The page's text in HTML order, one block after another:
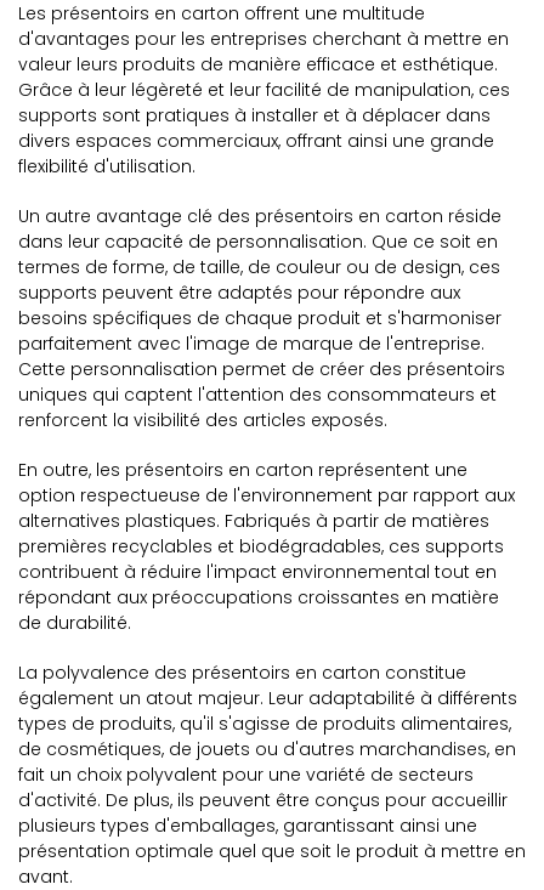
Les présentoirs en carton offrent une multitude
d'avantages pour les entreprises cherchant à mettre en
valeur leurs produits de manière efficace et esthétique.
Grâce à leur légèreté et leur facilité de manipulation, ces
supports sont pratiques à installer et à déplacer dans
divers espaces commerciaux, offrant ainsi une grande
flexibilité d'utilisation.
Un autre avantage clé des présentoirs en carton réside
dans leur capacité de personnalisation. Que ce soit en
termes de forme, de taille, de couleur ou de design, ces
supports peuvent être adaptés pour répondre aux
besoins spécifiques de chaque produit et s'harmoniser
parfaitement avec l'image de marque de l'entreprise.
Cette personnalisation permet de créer des présentoirs
uniques qui captent l'attention des consommateurs et
renforcent la visibilité des articles exposés.
En outre, les présentoirs en carton représentent une
option respectueuse de l'environnement par rapport aux
alternatives plastiques. Fabriqués à partir de matières
premières recyclables et biodégradables, ces supports
contribuent à réduire l'impact environnemental tout en
répondant aux préoccupations croissantes en matière
de durabilité.
La polyvalence des présentoirs en carton constitue
également un atout majeur. Leur adaptabilité à différents
types de produits, qu'il s'agisse de produits alimentaires,
de cosmétiques, de jouets ou d'autres marchandises, en
fait un choix polyvalent pour une variété de secteurs
d'activité. De plus, ils peuvent être conçus pour accueillir
plusieurs types d'emballages, garantissant ainsi une
présentation optimale quel que soit le produit à mettre en
avant.